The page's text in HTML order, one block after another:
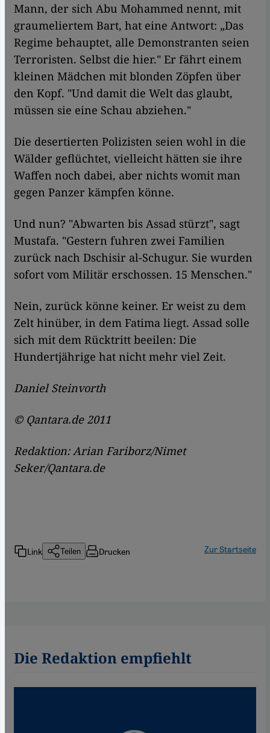
Mann, der sich Abu Mohammed nennt, mit
graumeliertem Bart, hat eine Antwort: „Das
Regime behauptet, alle Demonstranten seien
Terroristen. Selbst die hier." Er fährt einem
kleinen Mädchen mit blonden Zöpfen über
den Kopf. "Und damit die Welt das glaubt,
müssen sie eine Schau abziehen."
Die desertierten Polizisten seien wohl in die
Wälder geflüchtet, vielleicht hätten sie ihre
Waffen noch dabei, aber nichts womit man
gegen Panzer kämpfen könne.
Und nun? "Abwarten bis Assad stürzt", sagt
Mustafa. "Gestern fuhren zwei Familien
zurück nach Dschisir al-Schugur. Sie wurden
sofort vom Militär erschossen. 15 Menschen."
Nein, zurück könne keiner. Er weist zu dem
Zelt hinüber, in dem Fatima liegt. Assad solle
sich mit dem Rücktritt beeilen: Die
Hundertjährige hat nicht mehr viel Zeit.
Daniel Steinvorth
© Qantara.de 2011
Redaktion: Arian Fariborz/Nimet
Seker/Qantara.de
Link Teilen Drucken Zur Startseite
Die Redaktion empfiehlt